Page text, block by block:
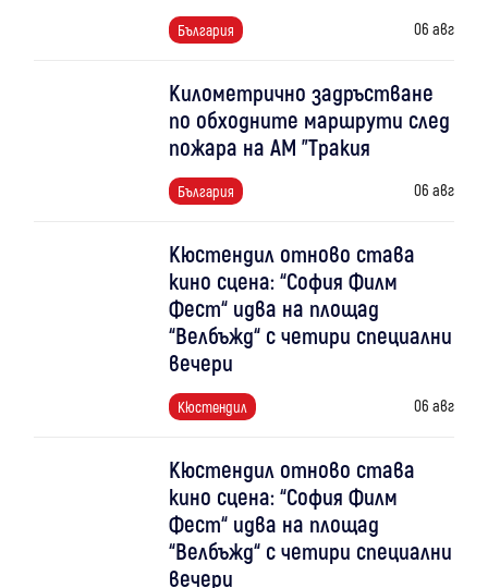
България 06 авг
Километрично задръстване
по обходните маршрути след
пожара на АМ "Тракия
България 06 авг
Кюстендил отново става
кино сцена: “София Филм
Фест“ идва на площад
“Велбъжд“ с четири специални
вечери
Кюстендил 06 авг
Кюстендил отново става
кино сцена: “София Филм
Фест“ идва на площад
“Велбъжд“ с четири специални
вечери